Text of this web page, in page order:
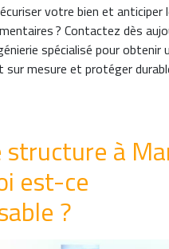
votre bien et anticiper
? Contactez dès
spécialisé pour obtenir
sur mesure et protéger
structure à
est-ce
?